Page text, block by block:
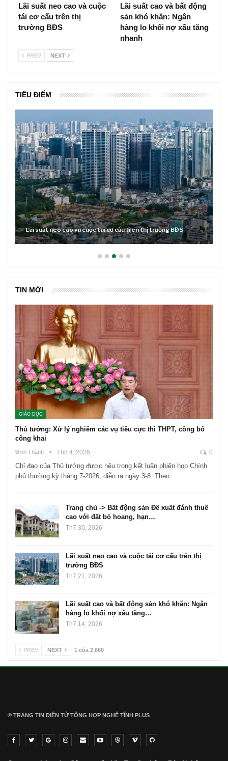
Lãi suất neo cao và cuộc
tái cơ cấu trên thị
trường BĐS
Lãi suất cao và bất động
sản khó khăn: Ngân
hàng lo khối nợ xấu tăng
nhanh
PREV NEXT
TIÊU ĐIỂM
Lãi suất neo cao và cuộc tái cơ cấu trên thị trường BĐS
TIN MỚI
GIÁO DỤC
Thủ tướng: Xử lý nghiêm các vụ tiêu cực thi THPT, công bố
công khai
Đinh Thành Th8 4, 2026 0
Chỉ đạo của Thủ tướng được nêu trong kết luận phiên họp Chính
phủ thường kỳ tháng 7-2026, diễn ra ngày 3-8. Theo…
Trang chủ -> Bất động sản Đề xuất đánh thuế
cao với đất bỏ hoang, hạn…
Th7 30, 2026
Lãi suất neo cao và cuộc tái cơ cấu trên thị
trường BĐS
Th7 21, 2026
Lãi suất cao và bất động sản khó khăn: Ngân
hàng lo khối nợ xấu tăng…
Th7 14, 2026
PREV NEXT 1 của 2.660
® TRANG TIN ĐIỆN TỬ ТỔNG HỢP NGHỆ TĨNH PLUS